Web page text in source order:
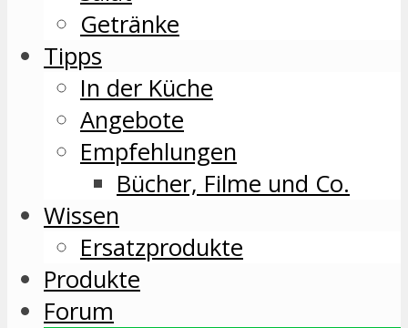
Getränke
Tipps
In der Küche
Angebote
Empfehlungen
Bücher, Filme und Co.
Wissen
Ersatzprodukte
Produkte
Forum